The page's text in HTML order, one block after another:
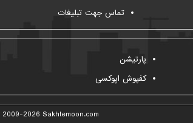
تماس جهت تبلیغات
پارتیشن
کفپوش اپوکسی
2009-2026 Sakhtemoon.com